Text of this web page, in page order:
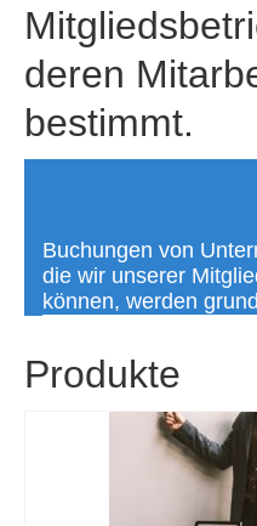
deren
bestimmt.
Buchungen von
die wir unserer
können, werden
Produkte